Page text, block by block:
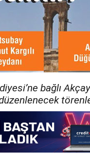
bağlı